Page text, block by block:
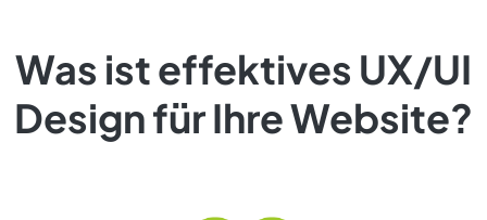
Was ist effektives UX/UI
Design für Ihre Website?